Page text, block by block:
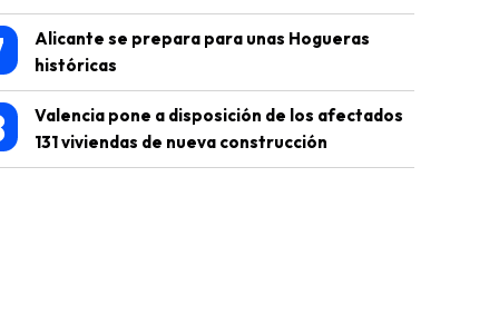
Alicante se prepara para unas Hogueras
históricas
Valencia pone a disposición de los afectados
131 viviendas de nueva construcción